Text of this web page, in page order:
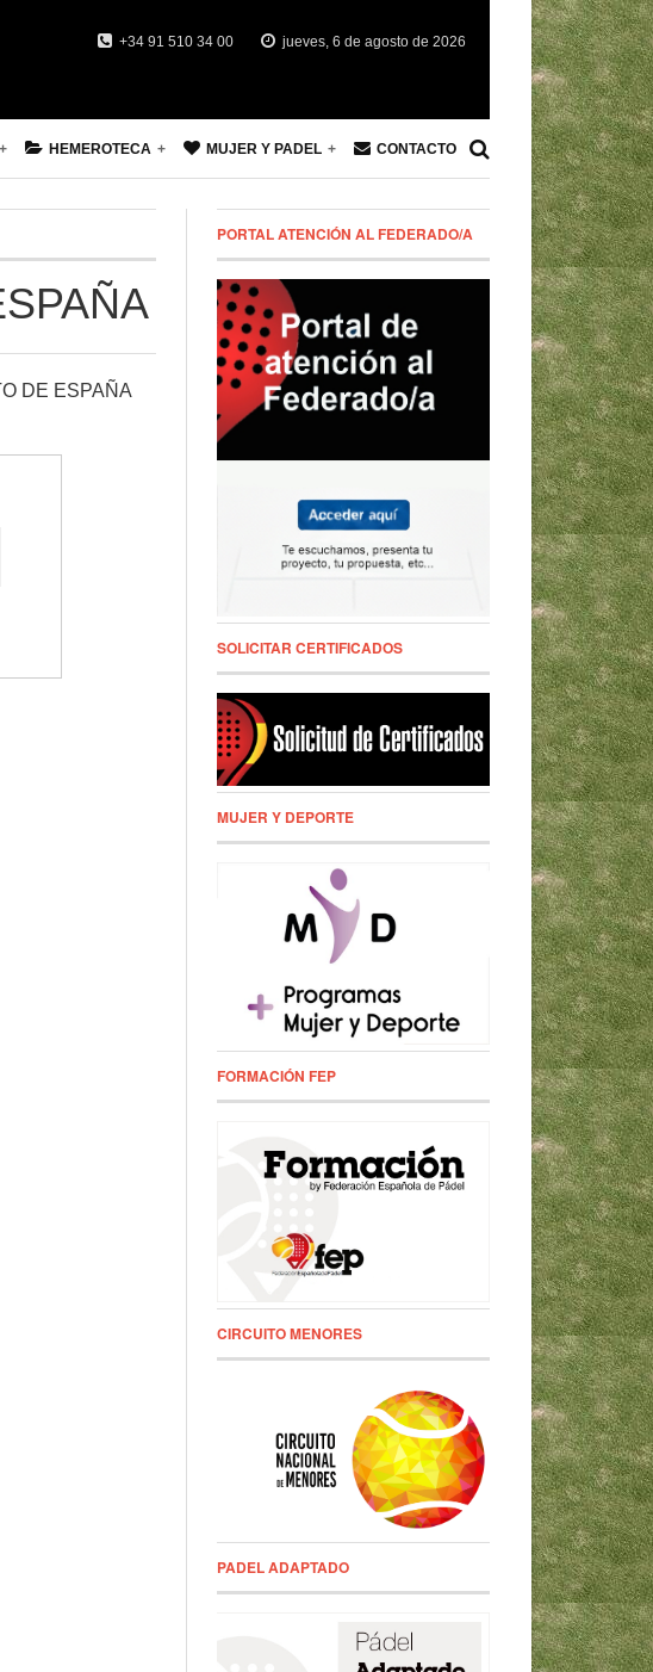
+34 91 510 34 00 jueves, 6 de agosto de 2026
HEMEROTECA MUJER Y PADEL CONTACTO
DE ESPAÑA
PORTAL ATENCIÓN AL FEDERADO/A
SOLICITAR CERTIFICADOS
MUJER Y DEPORTE
FORMACIÓN FEP
CIRCUITO MENORES
PADEL ADAPTADO